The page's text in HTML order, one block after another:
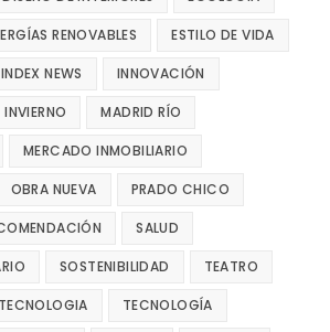
RENOVABLES ESTILO DE VIDA
INDEX NEWS INNOVACIÓN
INVIERNO MADRID RÍO
MERCADO INMOBILIARIO
OBRA NUEVA PRADO CHICO
SALUD
SOSTENIBILIDAD TEATRO
TECNOLOGIA TECNOLOGÍA